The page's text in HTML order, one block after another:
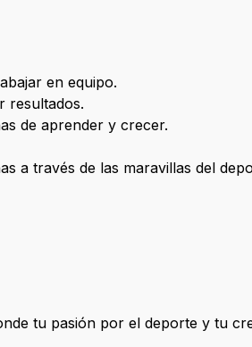
en equipo.
resultados.
de aprender y crecer.
a través de las maravillas del
tu pasión por el deporte y tu